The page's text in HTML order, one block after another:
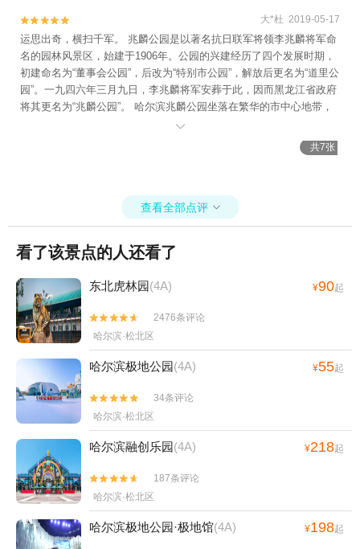

 大*杜 2019-05-17
运思出奇，横扫千军。 兆麟公园是以著名抗日联军将领李兆麟将军命
名的园林风景区，始建于1906年。公园的兴建经历了四个发展时期，
初建命名为“董事会公园”，后改为“特别市公园”，解放后更名为“道里公
园”。一九四六年三月九日，李兆麟将军安葬于此，因而黑龙江省政府
将其更名为“兆麟公园”。 哈尔滨兆麟公园坐落在繁华的市中心地带，
与美丽的松花江隔道相望。这里是哈尔滨的打卡之地，值得推荐！！

共7张
查看全部点评 
看了该景点的人还看了
东北虎林园(4A) ¥90起


2476条评论
哈尔滨·松北区
哈尔滨极地公园(4A) ¥55起


34条评论
哈尔滨·松北区
哈尔滨融创乐园(4A) ¥218起


187条评论
哈尔滨·松北区
哈尔滨极地公园·极地馆(4A) ¥198起